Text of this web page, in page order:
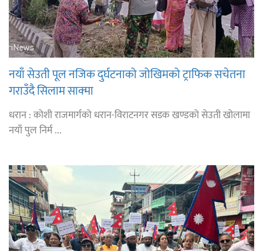
नयाँ सेउती पूल नजिक दुर्घटनाको जोखिमको ट्राफिक सचेतना
गराउँदै सिलाम साक्मा
धरान : कोशी राजमार्गको धरान-विराटनगर सडक खण्डको सेउती खोलामा
नयाँ पुल निर्म ...